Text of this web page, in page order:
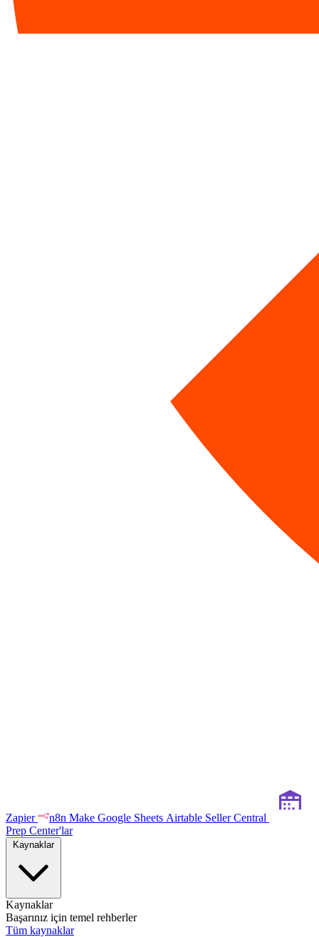
Zapier n8n Make Google Sheets Airtable Seller Central
Prep Center'lar
Kaynaklar
Kaynaklar
Başarınız için temel rehberler
Tüm kaynaklar